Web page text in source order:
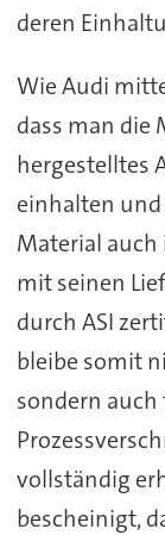
deren
Wie Audi
dass man
hergestelltes
einhalten
Material auch
mit seinen
durch ASI
bleibe somit
sondern
vollständig
bescheinigt,